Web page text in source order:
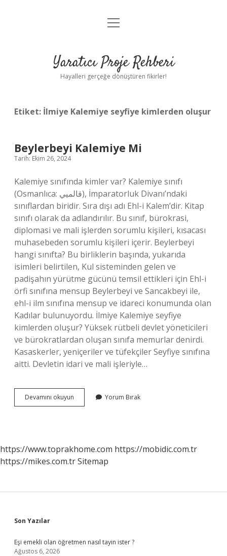
Anasayfa
Yasal Uyarı
menüyü
Yaratıcı Proje Rehberi
Hayalleri gerçeğe dönüştüren fikirler!
Etiket: İlmiye Kalemiye seyfiye kimlerden oluşur
Beylerbeyi Kalemiye Mi
Tarih: Ekim 26, 2024
Kalemiye sınıfında kimler var? Kalemiye sınıfı
(Osmanlıca: قالميي‎), İmparatorluk Divanı’ndaki
sınıflardan biridir. Sıra dışı adı Ehl-i Kalem’dir. Kitap
sınıfı olarak da adlandırılır. Bu sınıf, bürokrasi,
diplomasi ve mali işlerden sorumlu kişileri, kısacası
muhasebeden sorumlu kişileri içerir. Beylerbeyi
hangi sınıfta? Bu birliklerin başında, yukarıda
isimleri belirtilen, Kul sisteminden gelen ve
padişahın yürütme gücünü temsil ettikleri için Ehl-i
örfi sınıfına mensup Beylerbeyi ve Sancakbeyi ile,
ehl-i ilm sınıfına mensup ve idareci konumunda olan
Kadılar bulunuyordu. İlmiye Kalemiye seyfiye
kimlerden oluşur? Yüksek rütbeli devlet yöneticileri
ve bürokratlardan oluşan sınıfa memurlar denirdi.
Kasaskerler, yeniçeriler ve tüfekçiler Seyfiye sınıfına
aitti. Devletin idari ve mali işleriyle…
Devamını okuyun Beylerbeyi
Kalemiye
Yorum Bırak
https://www.toprakhome.com https://mobidic.com.tr
https://mikes.com.trSitemap
Sidebar
Son Yazılar
Eşi emekli olan öğretmen nasıl tayin ister ?
Ağustos 6, 2026